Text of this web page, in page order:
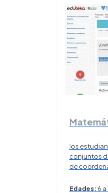
los
conjuntos
de
Edades: 6 a